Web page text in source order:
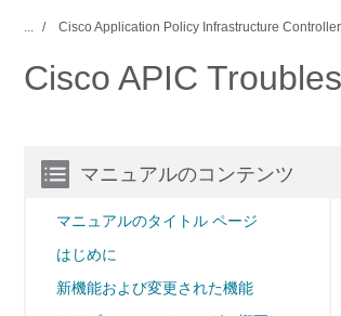
... Cisco Application Policy Infrastructure Controller
Cisco APIC
マニュアルのコンテンツ
マニュアルのタイトル ページ
はじめに
新機能および変更された機能